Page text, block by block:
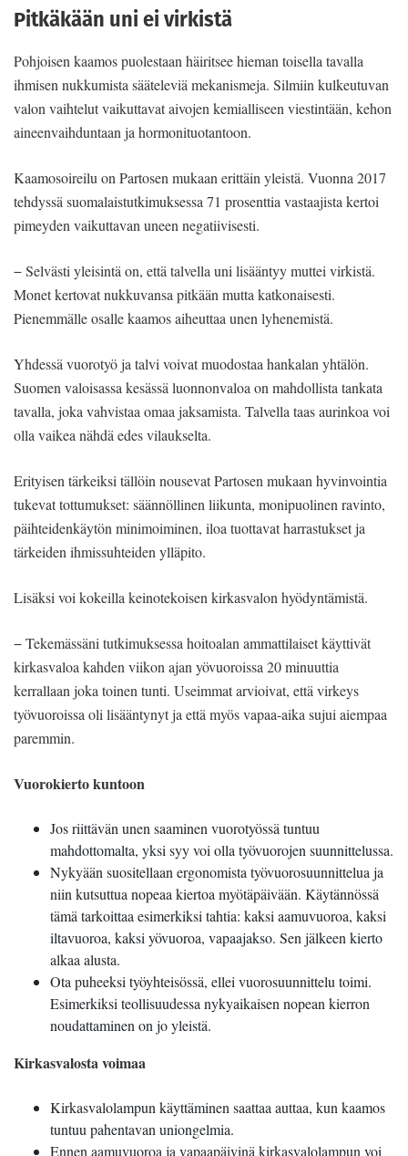
Pitkäkään uni ei virkistä
Pohjoisen kaamos puolestaan häiritsee hieman toisella tavalla
ihmisen nukkumista sääteleviä mekanismeja. Silmiin kulkeutuvan
valon vaihtelut vaikuttavat aivojen kemialliseen viestintään, kehon
aineenvaihduntaan ja hormonituotantoon.
Kaamosoireilu on Partosen mukaan erittäin yleistä. Vuonna 2017
tehdyssä suomalaistutkimuksessa 71 prosenttia vastaajista kertoi
pimeyden vaikuttavan uneen negatiivisesti.
− Selvästi yleisintä on, että talvella uni lisääntyy muttei virkistä.
Monet kertovat nukkuvansa pitkään mutta katkonaisesti.
Pienemmälle osalle kaamos aiheuttaa unen lyhenemistä.
Yhdessä vuorotyö ja talvi voivat muodostaa hankalan yhtälön.
Suomen valoisassa kesässä luonnonvaloa on mahdollista tankata
tavalla, joka vahvistaa omaa jaksamista. Talvella taas aurinkoa voi
olla vaikea nähdä edes vilaukselta.
Erityisen tärkeiksi tällöin nousevat Partosen mukaan hyvinvointia
tukevat tottumukset: säännöllinen liikunta, monipuolinen ravinto,
päihteidenkäytön minimoiminen, iloa tuottavat harrastukset ja
tärkeiden ihmissuhteiden ylläpito.
Lisäksi voi kokeilla keinotekoisen kirkasvalon hyödyntämistä.
− Tekemässäni tutkimuksessa hoitoalan ammattilaiset käyttivät
kirkasvaloa kahden viikon ajan yövuoroissa 20 minuuttia
kerrallaan joka toinen tunti. Useimmat arvioivat, että virkeys
työvuoroissa oli lisääntynyt ja että myös vapaa-aika sujui aiempaa
paremmin.
Vuorokierto kuntoon
Jos riittävän unen saaminen vuorotyössä tuntuu
mahdottomalta, yksi syy voi olla työvuorojen suunnittelussa.
Nykyään suositellaan ergonomista työvuorosuunnittelua ja
niin kutsuttua nopeaa kiertoa myötäpäivään. Käytännössä
tämä tarkoittaa esimerkiksi tahtia: kaksi aamuvuoroa, kaksi
iltavuoroa, kaksi yövuoroa, vapaajakso. Sen jälkeen kierto
alkaa alusta.
Ota puheeksi työyhteisössä, ellei vuorosuunnittelu toimi.
Esimerkiksi teollisuudessa nykyaikaisen nopean kierron
noudattaminen on jo yleistä.
Kirkasvalosta voimaa
Kirkasvalolampun käyttäminen saattaa auttaa, kun kaamos
tuntuu pahentavan uniongelmia.
Ennen aamuvuoroa ja vapaapäivinä kirkasvalolampun voi